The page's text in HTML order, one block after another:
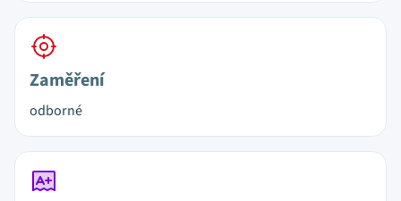
Zaměření
odborné